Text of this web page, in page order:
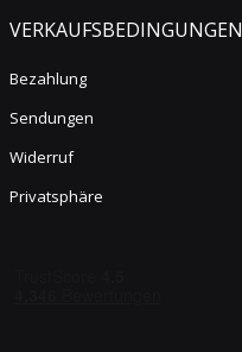
VERKAUFSBEDINGUNGEN
Bezahlung
Sendungen
Widerruf
Privatsphäre